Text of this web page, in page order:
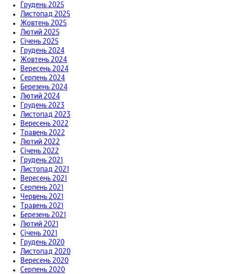
Грудень 2025
Листопад 2025
Жовтень 2025
Лютий 2025
Січень 2025
Грудень 2024
Жовтень 2024
Вересень 2024
Серпень 2024
Березень 2024
Лютий 2024
Грудень 2023
Листопад 2023
Вересень 2022
Травень 2022
Лютий 2022
Січень 2022
Грудень 2021
Листопад 2021
Вересень 2021
Серпень 2021
Червень 2021
Травень 2021
Березень 2021
Лютий 2021
Січень 2021
Грудень 2020
Листопад 2020
Вересень 2020
Серпень 2020